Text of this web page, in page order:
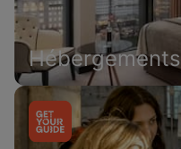
Hébergements